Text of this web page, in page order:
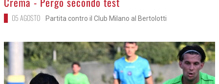
05 AGOSTO Partita contro il Club Milano al Bertolotti